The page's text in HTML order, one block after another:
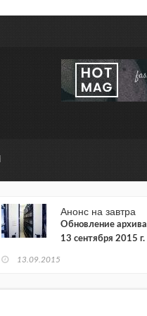
Анонс на завтра
Обновление архива
13 сентября 2015 г.
13.09.2015